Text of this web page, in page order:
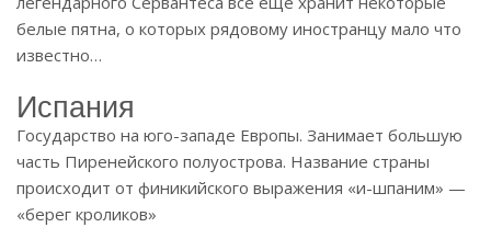
белые пятна, о которых рядовому иностранцу мало что
известно…
Испания
Государство на юго-западе Европы. Занимает большую
часть Пиренейского полуострова. Название страны
происходит от финикийского выражения «и-шпаним» —
«берег кроликов»